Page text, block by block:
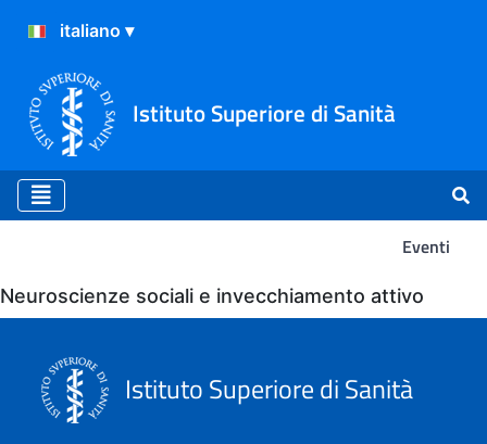
Istituto Superiore di Sanità
Eventi
Eventi
Neuroscienze sociali e invecchiamento attivo
Istituto Superiore di Sanità